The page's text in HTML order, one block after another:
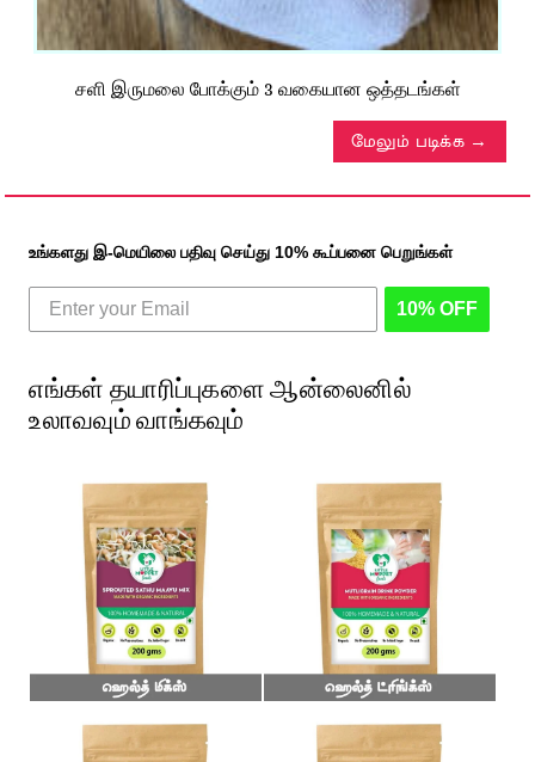
சளி இருமலை போக்கும் 3 வகையான ஒத்தடங்கள்
மேலும் படிக்க
உங்களது இ-மெயிலை பதிவு செய்து 10% கூப்பனை பெறுங்கள்
10% OFF
எங்கள் தயாரிப்புகளை ஆன்லைனில்
உலாவவும் வாங்கவும்